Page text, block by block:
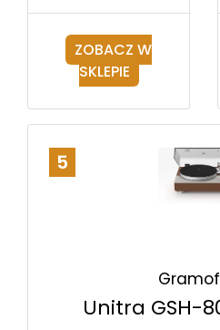
ZOBACZ W
SKLEPIE
5
Unitra GSH-